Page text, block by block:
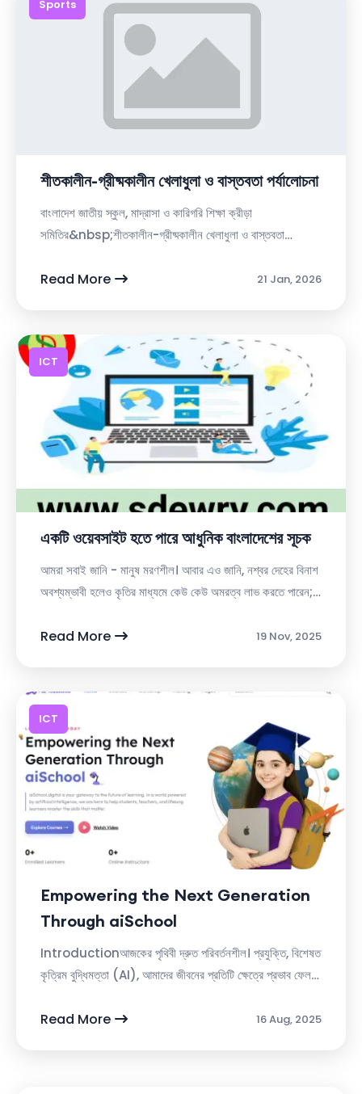
Sports
শীতকালীন-গ্রীষ্মকালীন খেলাধুলা ও বাস্তবতা পর্যালোচনা
বাংলাদেশ জাতীয় স্কুল, মাদ্রাসা ও কারিগরি শিক্ষা ক্রীড়া
সমিতির&nbsp;শীতকালীন-গ্রীষ্মকালীন খেলাধুলা ও বাস্তবতা
Kivi...
Read More 21 Jan, 2026
ICT
একটি ওয়েবসাইট হতে পারে আধুনিক বাংলাদেশের সূচক
আমরা সবাই জানি - মানুষ মরণশীল। আবার এও জানি, নশ্বর দেহের বিনাশ
অবশ্যম্ভাবী হলেও কৃতির মাধ্যমে কেউ কেউ অমরত্ব লাভ করতে পারেন;
Read More 19 Nov, 2025
ICT
Empowering the Next Generation
Through aiSchool
Introductionআজকের পৃথিবী দ্রুত পরিবর্তনশীল। প্রযুক্তি, বিশেষত
কৃত্রিম বুদ্ধিমত্তা (AI), আমাদের জীবনের প্রতিটি ক্ষেত্রে প্রভাব ফেলছে
Read More 16 Aug, 2025